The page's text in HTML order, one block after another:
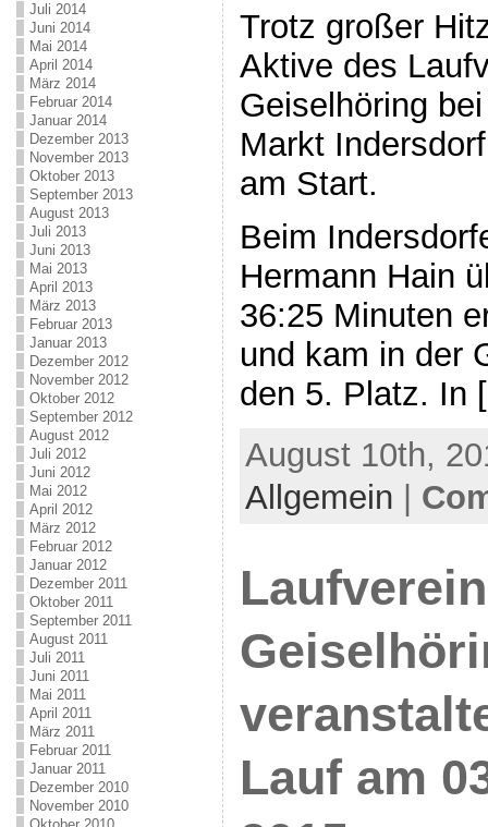
Juli 2014
Juni 2014
Mai 2014
April 2014
März 2014
Februar 2014
Januar 2014
Dezember 2013
November 2013
Oktober 2013
September 2013
August 2013
Juli 2013
Juni 2013
Mai 2013
April 2013
März 2013
Februar 2013
Januar 2013
Dezember 2012
November 2012
Oktober 2012
September 2012
August 2012
Juli 2012
Juni 2012
Mai 2012
April 2012
März 2012
Februar 2012
Januar 2012
Dezember 2011
Oktober 2011
September 2011
August 2011
Juli 2011
Juni 2011
Mai 2011
April 2011
März 2011
Februar 2011
Januar 2011
Dezember 2010
November 2010
Trotz großer
Aktive des
Geiselhöring
Markt
am Start.
Beim
Hermann Hain
36:25 Minuten
und kam in der
den 5. Platz.
August 10th,
Allgemein
Lauf am